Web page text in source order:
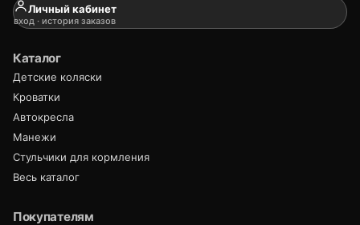
Личный кабинет
вход · история заказов
Каталог
Детские коляски
Кроватки
Автокресла
Манежи
Стульчики для кормления
Весь каталог
Покупателям